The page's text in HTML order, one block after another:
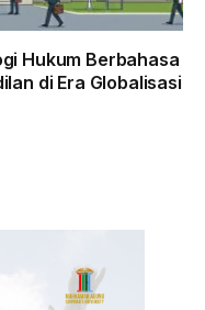
Hukum Berbahasa
di Era Globalisasi